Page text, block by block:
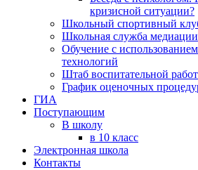
кризисной ситуации?
Школьный спортивный
Школьная служба медиации
Обучение с
технологий
Штаб воспитательной
График оценочных
ГИА
Поступающим
В школу
в 10 класс
Электронная школа
Контакты